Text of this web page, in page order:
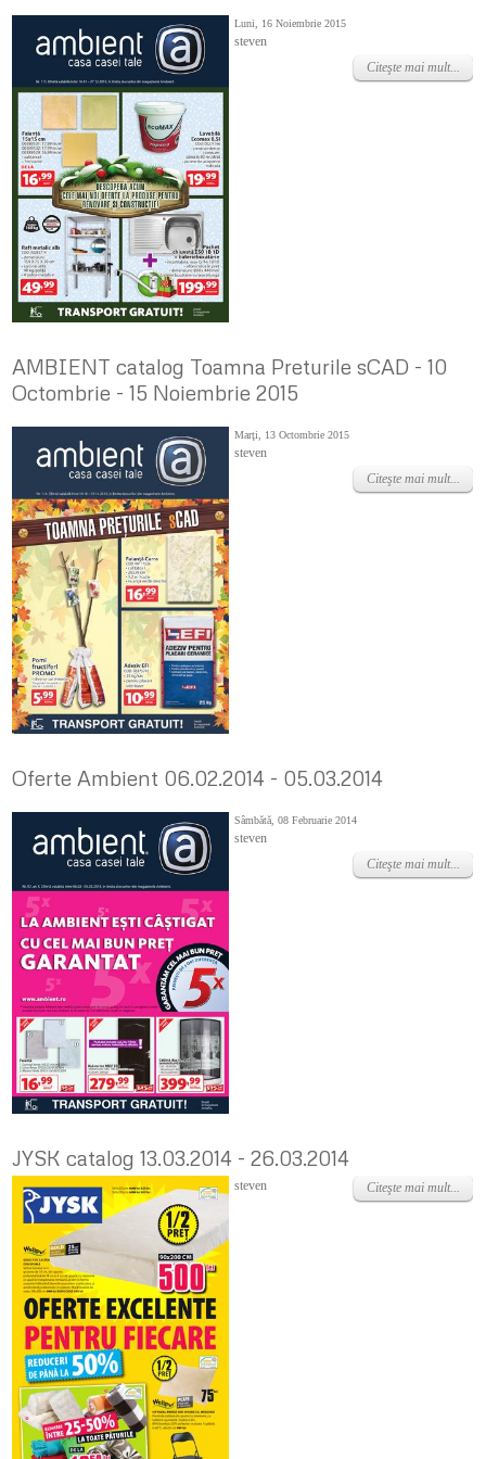
Luni, 16 Noiembrie 2015
steven
Citeşte mai mult...
AMBIENT catalog Toamna Preturile sCAD - 10
Octombrie - 15 Noiembrie 2015
Marţi, 13 Octombrie 2015
steven
Citeşte mai mult...
Oferte Ambient 06.02.2014 - 05.03.2014
Sâmbătă, 08 Februarie 2014
steven
Citeşte mai mult...
JYSK catalog 13.03.2014 - 26.03.2014
Joi, 13 Martie 2014
steven Citeşte mai mult...